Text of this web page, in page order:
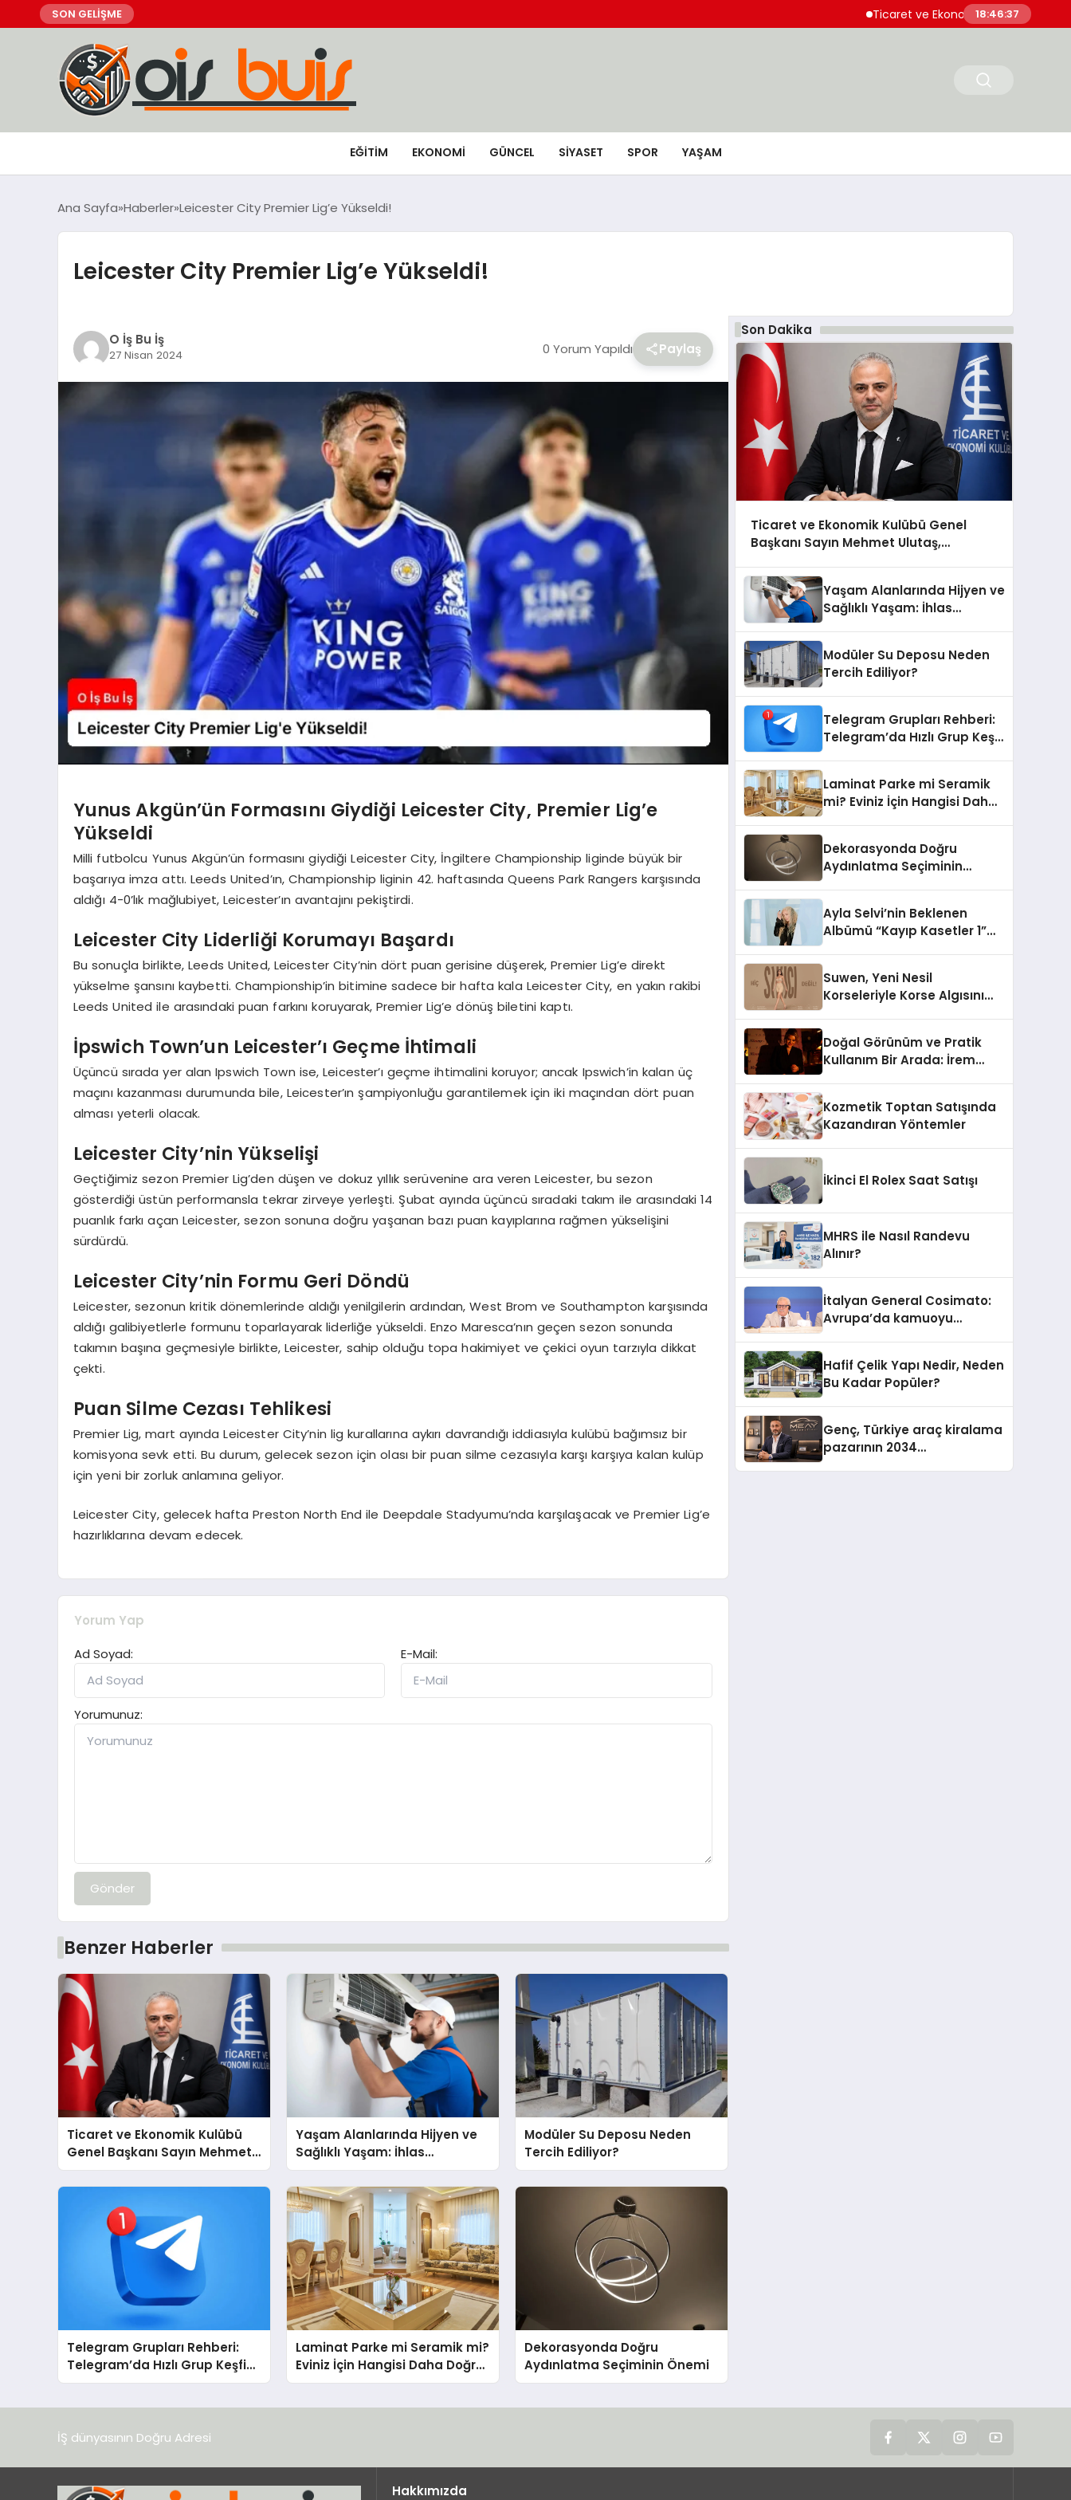
SON GELİŞME Ticaret ve Ekonomik Kulübü Genel
18:46:38
EĞİTİM EKONOMİ GÜNCEL SIYASET SPOR YAŞAM
Ana Sayfa Haberler Leicester City Premier Lig’e Yükseldi!
Leicester City Premier Lig’e Yükseldi!
O İş Bu İş
27 Nisan 2024 0 Yorum Yapıldı Paylaş
Yunus Akgün’ün Formasını Giydiği Leicester City, Premier Lig’e
Yükseldi
Milli futbolcu Yunus Akgün’ün formasını giydiği Leicester City, İngiltere Championship liginde büyük bir
başarıya imza attı. Leeds United’ın, Championship liginin 42. haftasında Queens Park Rangers karşısında
aldığı 4-0’lık mağlubiyet, Leicester’ın avantajını pekiştirdi.
Leicester City Liderliği Korumayı Başardı
Bu sonuçla birlikte, Leeds United, Leicester City’nin dört puan gerisine düşerek, Premier Lig’e direkt
yükselme şansını kaybetti. Championship’in bitimine sadece bir hafta kala Leicester City, en yakın rakibi
Leeds United ile arasındaki puan farkını koruyarak, Premier Lig’e dönüş biletini kaptı.
İpswich Town’un Leicester’ı Geçme İhtimali
Üçüncü sırada yer alan Ipswich Town ise, Leicester’ı geçme ihtimalini koruyor; ancak Ipswich’in kalan üç
maçını kazanması durumunda bile, Leicester’ın şampiyonluğu garantilemek için iki maçından dört puan
alması yeterli olacak.
Leicester City’nin Yükselişi
Geçtiğimiz sezon Premier Lig’den düşen ve dokuz yıllık serüvenine ara veren Leicester, bu sezon
gösterdiği üstün performansla tekrar zirveye yerleşti. Şubat ayında üçüncü sıradaki takım ile arasındaki 14
puanlık farkı açan Leicester, sezon sonuna doğru yaşanan bazı puan kayıplarına rağmen yükselişini
sürdürdü.
Leicester City’nin Formu Geri Döndü
Leicester, sezonun kritik dönemlerinde aldığı yenilgilerin ardından, West Brom ve Southampton karşısında
aldığı galibiyetlerle formunu toparlayarak liderliğe yükseldi. Enzo Maresca’nın geçen sezon sonunda
takımın başına geçmesiyle birlikte, Leicester, sahip olduğu topa hakimiyet ve çekici oyun tarzıyla dikkat
çekti.
Puan Silme Cezası Tehlikesi
Premier Lig, mart ayında Leicester City’nin lig kurallarına aykırı davrandığı iddiasıyla kulübü bağımsız bir
komisyona sevk etti. Bu durum, gelecek sezon için olası bir puan silme cezasıyla karşı karşıya kalan kulüp
için yeni bir zorluk anlamına geliyor.
Leicester City, gelecek hafta Preston North End ile Deepdale Stadyumu’nda karşılaşacak ve Premier Lig’e
hazırlıklarına devam edecek.
Yorum Yap
Ad Soyad:
E-Mail:
Yorumunuz:
Gönder
Benzer Haberler
Ticaret ve Ekonomik Kulübü
Genel Başkanı Sayın Mehmet
Ulutaş, ekonomiye dair yaptığı
açıklamada şunları kaydetti:
Yaşam Alanlarında Hijyen ve
Sağlıklı Yaşam: İhlas
Cihazlarında Dürüst Teknik
Destek Deneyimi
Modüler Su Deposu Neden
Tercih Ediliyor?
Telegram Grupları Rehberi:
Telegram’da Hızlı Grup Keşfi
İçin Grupbul.com
Laminat Parke mi Seramik mi?
Eviniz İçin Hangisi Daha Doğru
Seçim?
Dekorasyonda Doğru
Aydınlatma Seçiminin Önemi
Son Dakika
Ticaret ve Ekonomik Kulübü Genel
Başkanı Sayın Mehmet Ulutaş,
şunları kaydetti:
Yaşam Alanlarında Hijyen ve
Sağlıklı Yaşam: İhlas
Modüler Su Deposu Neden
Tercih Ediliyor?
Telegram Grupları Rehberi:
Telegram’da Hızlı Grup Keşfi
Laminat Parke mi Seramik
mi? Eviniz İçin Hangisi Daha
Dekorasyonda Doğru
Aydınlatma Seçiminin
Ayla Selvi’nin Beklenen
Albümü “Kayıp Kasetler 1”
Suwen, Yeni Nesil
Korseleriyle Korse Algısını
Doğal Görünüm ve Pratik
Kullanım Bir Arada: İrem
Kozmetik Toptan Satışında
Kazandıran Yöntemler
İkinci El Rolex Saat Satışı
MHRS ile Nasıl Randevu
Alınır?
İtalyan General Cosimato:
Avrupa’da kamuoyu
Hafif Çelik Yapı Nedir, Neden
Bu Kadar Popüler?
Genç, Türkiye araç kiralama
pazarının 2034
İŞ dünyasının Doğru Adresi
Hakkımızda